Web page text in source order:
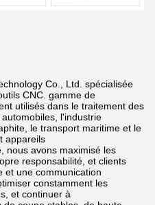
Co., Ltd. spécialisée
CNC. gamme de
utilisés dans le traitement des
l'industrie
le transport maritime et le
appareils
nous avons maximisé les
responsabilité, et clients
et une communication
constamment les
et continuer à